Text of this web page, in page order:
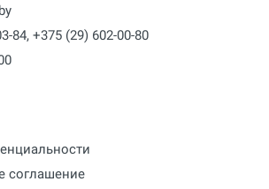
84, +375 (29) 602-00-80
соглашение